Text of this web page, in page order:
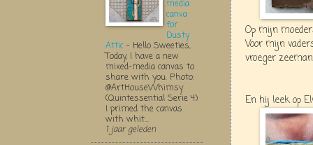
Op mijn
Voor mijn
vroeger
En hij leek op
media
canva
for
Dusty
Attic - Hello Sweeties,
Today, I have a new
mixed-media canvas to
share with you. Photo:
@ArtHouseWhimsy
(Quintessential Serie 4)
I primed the canvas
with whit...
1 jaar geleden